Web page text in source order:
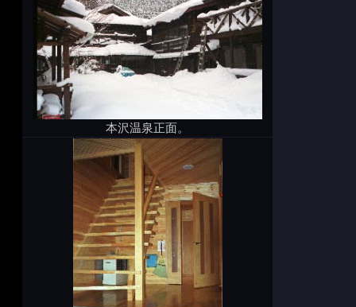
本沢温泉正面。